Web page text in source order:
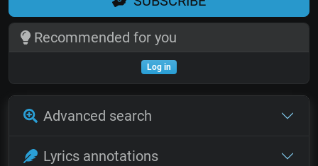
Recommended for you
Log in
Advanced search
Lyrics annotations